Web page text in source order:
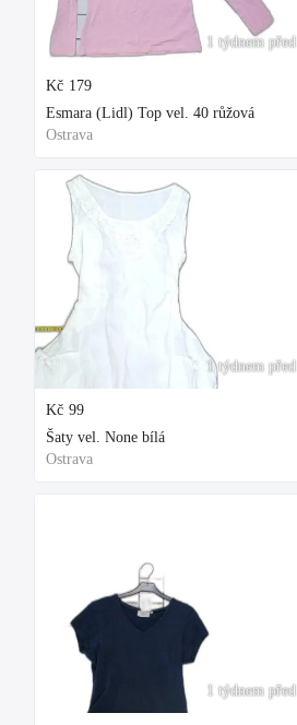
1 týdnem před
Kč 179
Esmara (Lidl) Top vel. 40 růžová
Ostrava
1 týdnem před
Kč 99
Šaty vel. None bílá
Ostrava
1 týdnem před